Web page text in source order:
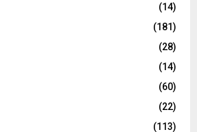
(14)
(181)
(28)
(14)
(60)
(22)
(113)